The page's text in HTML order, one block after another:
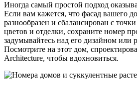
Иногда самый простой подход
Если вам кажется, что фасад вашего
разнообразен и сбалансирован с
цветов и отделки, сохраните номер
задумывайтесь над его дизайном или
Посмотрите на этот дом,
Architecture, чтобы вдохновиться.